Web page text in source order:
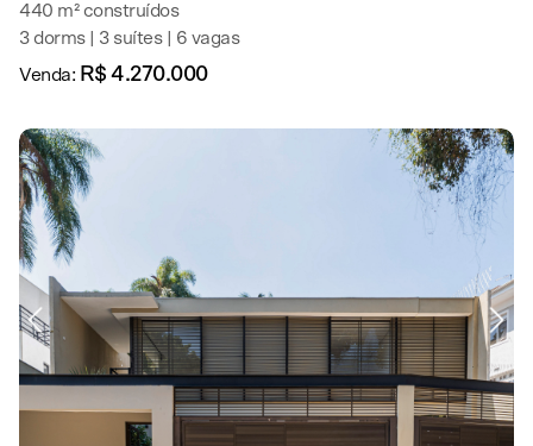
440 m² construídos
3 dorms | 3 suítes | 6 vagas
Venda: R$ 4.270.000